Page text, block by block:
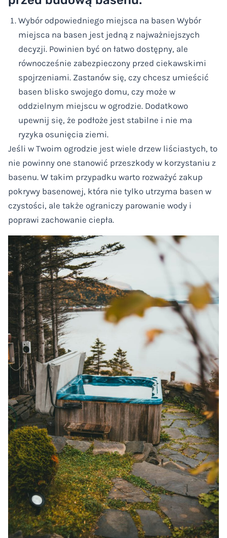
Wybór odpowiedniego miejsca na basen Wybór
miejsca na basen jest jedną z najważniejszych
decyzji. Powinien być on łatwo dostępny, ale
równocześnie zabezpieczony przed ciekawskimi
spojrzeniami. Zastanów się, czy chcesz umieścić
basen blisko swojego domu, czy może w
oddzielnym miejscu w ogrodzie. Dodatkowo
upewnij się, że podłoże jest stabilne i nie ma
ryzyka osunięcia ziemi.
Jeśli w Twoim ogrodzie jest wiele drzew liściastych, to
nie powinny one stanowić przeszkody w korzystaniu z
basenu. W takim przypadku warto rozważyć zakup
pokrywy basenowej, która nie tylko utrzyma basen w
czystości, ale także ograniczy parowanie wody i
poprawi zachowanie ciepła.